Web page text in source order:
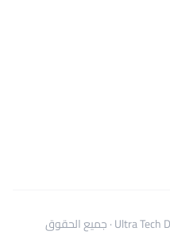
Ultra Tech· جميع الحقوق